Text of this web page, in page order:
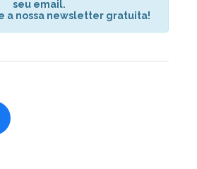
seu email.
a nossa newsletter gratuita!